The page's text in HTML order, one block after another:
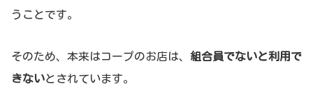
うことです。
そのため、本来はコープのお店は、 組合員でないと利用で
きないとされています。